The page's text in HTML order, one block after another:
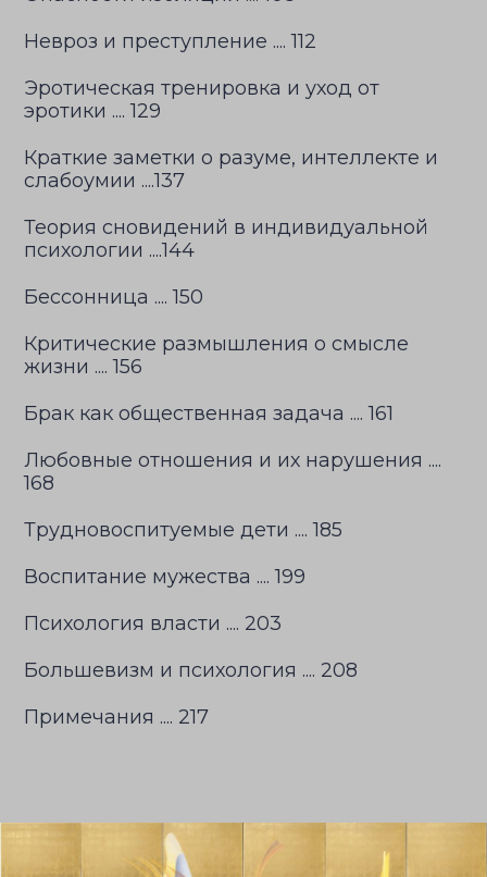
Невроз и преступление .... 112
Эротическая тренировка и уход от
эротики .... 129
Краткие заметки о разуме, интеллекте и
слабоумии ....137
Теория сновидений в индивидуальной
психологии ....144
Бессонница .... 150
Критические размышления о смысле
жизни .... 156
Брак как общественная задача .... 161
Любовные отношения и их нарушения ....
168
Трудновоспитуемые дети .... 185
Воспитание мужества .... 199
Психология власти .... 203
Большевизм и психология .... 208
Примечания .... 217